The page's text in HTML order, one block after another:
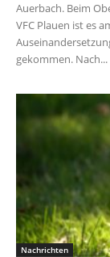
Auerbach. Beim
VFC Plauen ist es
gekommen. Nach...
Nachrichten